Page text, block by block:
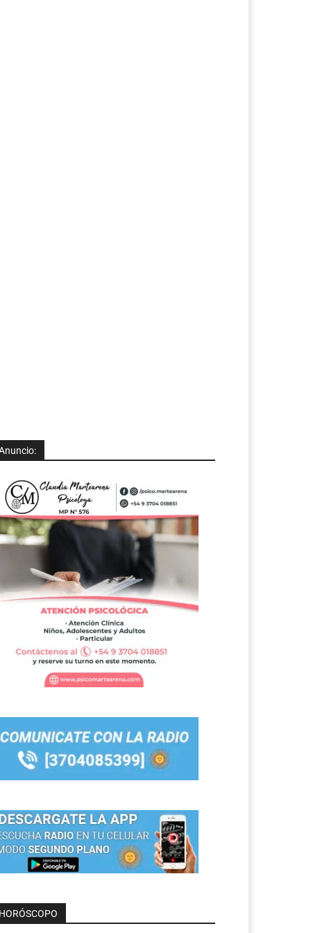
HORÓSCOPO